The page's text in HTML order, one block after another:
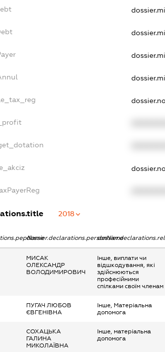
2018
dossier.declarations.personName
МИСАК
ОЛЕКСАНДР
ВОЛОДИМИРОВИЧ
Інше, виплати чи
відшкодування, які
здійснюються
професійними
спілками своїм членам
ПУГАЧ ЛЮБОВ
ЄВГЕНІВНА
Інше, Матеріальна
допомога
СОХАЦЬКА
ГАЛИНА
МИКОЛАЇВНА
Інше, матеріальна
допомога